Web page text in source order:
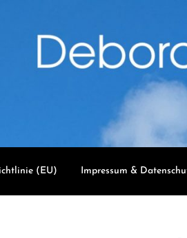
(EU) Impressum &